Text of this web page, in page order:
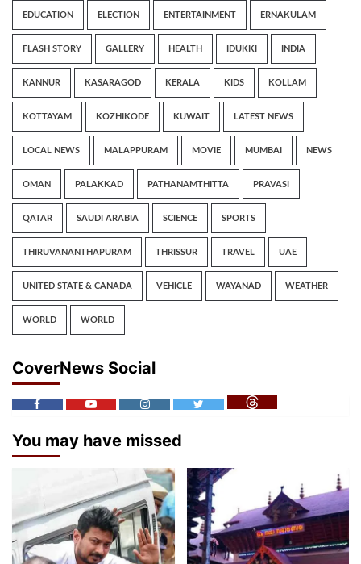
EDUCATION ELECTION ENTERTAINMENT ERNAKULAM
FLASH STORY GALLERY HEALTH IDUKKI INDIA
KANNUR KASARAGOD KERALA KIDS KOLLAM
KOTTAYAM KOZHIKODE KUWAIT LATEST NEWS
LOCAL NEWS MALAPPURAM MOVIE MUMBAI NEWS
OMAN PALAKKAD PATHANAMTHITTA PRAVASI
QATAR SAUDI ARABIA SCIENCE SPORTS
THIRUVANANTHAPURAM THRISSUR TRAVEL UAE
UNITED STATE & CANADA VEHICLE WAYANAD WEATHER
WORLD WORLD
CoverNews Social
You may have missed